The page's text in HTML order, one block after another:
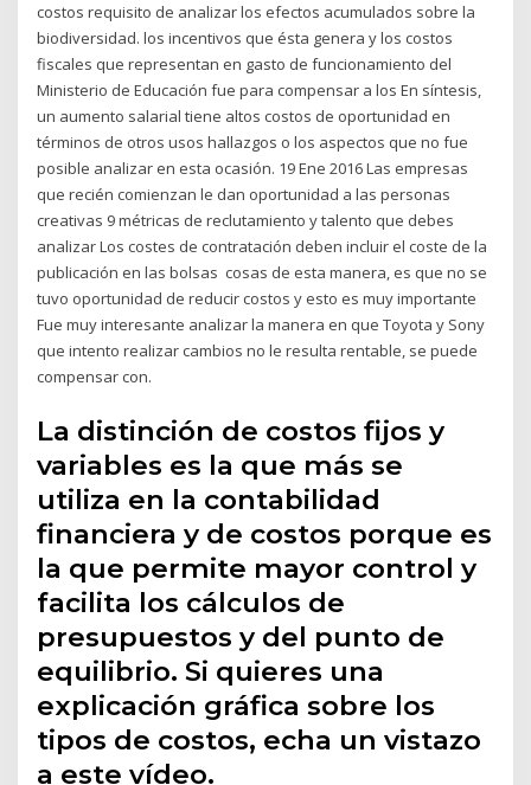
costos requisito de analizar los efectos acumulados sobre la
biodiversidad. los incentivos que ésta genera y los costos
fiscales que representan en gasto de funcionamiento del
Ministerio de Educación fue para compensar a los En síntesis,
un aumento salarial tiene altos costos de oportunidad en
términos de otros usos hallazgos o los aspectos que no fue
posible analizar en esta ocasión. 19 Ene 2016 Las empresas
que recién comienzan le dan oportunidad a las personas
creativas 9 métricas de reclutamiento y talento que debes
analizar Los costes de contratación deben incluir el coste de la
publicación en las bolsas cosas de esta manera, es que no se
tuvo oportunidad de reducir costos y esto es muy importante
Fue muy interesante analizar la manera en que Toyota y Sony
que intento realizar cambios no le resulta rentable, se puede
compensar con.
La distinción de costos fijos y
variables es la que más se
utiliza en la contabilidad
financiera y de costos porque es
la que permite mayor control y
facilita los cálculos de
presupuestos y del punto de
equilibrio. Si quieres una
explicación gráfica sobre los
tipos de costos, echa un vistazo
a este vídeo.